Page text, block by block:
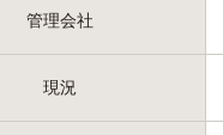
管理会社
現況